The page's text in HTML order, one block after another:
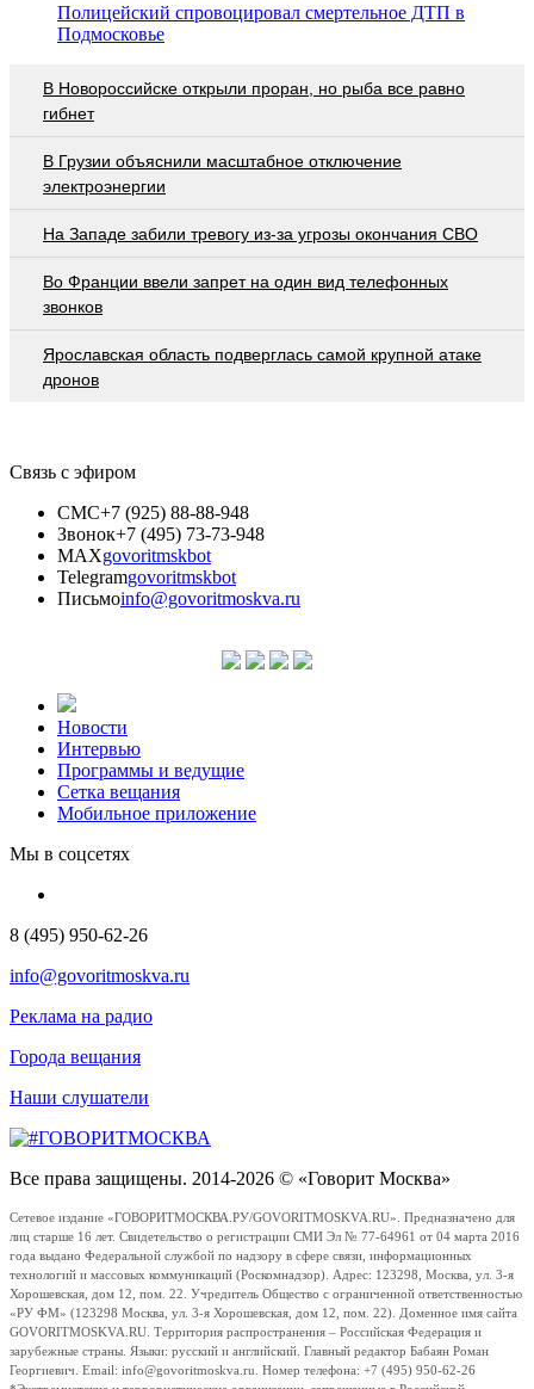
Полицейский спровоцировал смертельное ДТП в
Подмосковье
В Новороссийске открыли проран, но рыба все равно
гибнет
В Грузии объяснили масштабное отключение
электроэнергии
На Западе забили тревогу из-за угрозы окончания СВО
Во Франции ввели запрет на один вид телефонных
звонков
Ярославская область подверглась самой крупной атаке
дронов
Связь с эфиром
СМС+7 (925) 88-88-948
Звонок+7 (495) 73-73-948
MAXgovoritmskbot
Telegramgovoritmskbot
Письмоinfo@govoritmoskva.ru
Новости
Интервью
Программы и ведущие
Сетка вещания
Мобильное приложение
Мы в соцсетях
8 (495) 950-62-26
info@govoritmoskva.ru
Реклама на радио
Города вещания
Наши слушатели
Все права защищены. 2014-2026 © «Говорит Москва»
Сетевое издание «ГОВОРИТМОСКВА.РУ/GOVORITMOSKVA.RU». Предназначено для
лиц старше 16 лет. Свидетельство о регистрации СМИ Эл № 77-64961 от 04 марта 2016
года выдано Федеральной службой по надзору в сфере связи, информационных
технологий и массовых коммуникаций (Роскомнадзор). Адрес: 123298, Москва, ул. 3-я
Хорошевская, дом 12, пом. 22. Учредитель Общество с ограниченной ответственностью
«РУ ФМ» (123298 Москва, ул. 3-я Хорошевская, дом 12, пом. 22). Доменное имя сайта
GOVORITMOSKVA.RU. Территория распространения – Российская Федерация и
зарубежные страны. Языки: русский и английский. Главный редактор Бабаян Роман
Георгиевич. Email: info@govoritmoskva.ru. Номер телефона: +7 (495) 950-62-26